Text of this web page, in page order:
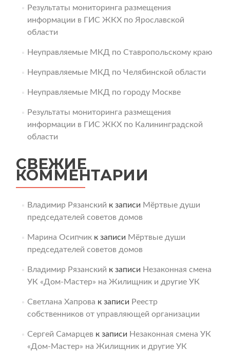
Результаты мониторинга размещения
информации в ГИС ЖКХ по Ярославской
области
Неуправляемые МКД по Ставропольскому краю
Неуправляемые МКД по Челябинской области
Неуправляемые МКД по городу Москве
Результаты мониторинга размещения
информации в ГИС ЖКХ по Калининградской
области
СВЕЖИЕ
КОММЕНТАРИИ
Владимир Рязанский к записи Мёртвые души
председателей советов домов
Марина Осипчикк записи Мёртвые души
председателей советов домов
Владимир Рязанский к записи Незаконная смена
УК «Дом-Мастер» на Жилищник и другие УК
Светлана Хапрова к записи Реестр
собственников от управляющей организации
Сергей Самарцевк записи Незаконная смена УК
«Дом-Мастер» на Жилищник и другие УК